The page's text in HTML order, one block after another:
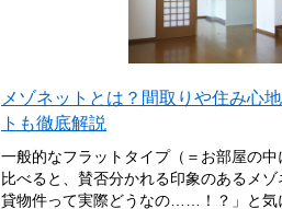
メゾネットとは？間取りや住み心
トも徹底解説
一般的なフラットタイプ（＝お部屋の
比べると、賛否分かれる印象のあるメ
貸物件って実際どうなの……！？」と気